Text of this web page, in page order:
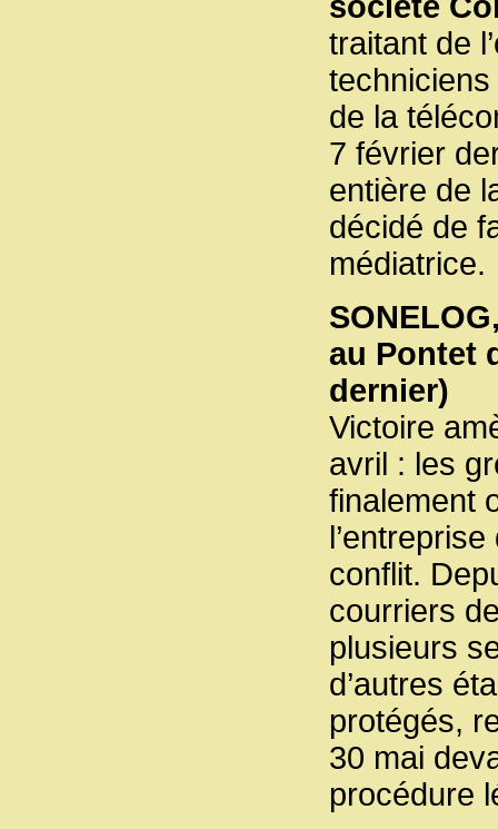
traitant de
techniciens
de la
7 février
entière de
décidé de
médiatrice.
au Pontet
dernier)
Victoire
avril : les
finalement
conflit.
courriers
plusieurs
d’autres
protégés,
30 mai
procédure